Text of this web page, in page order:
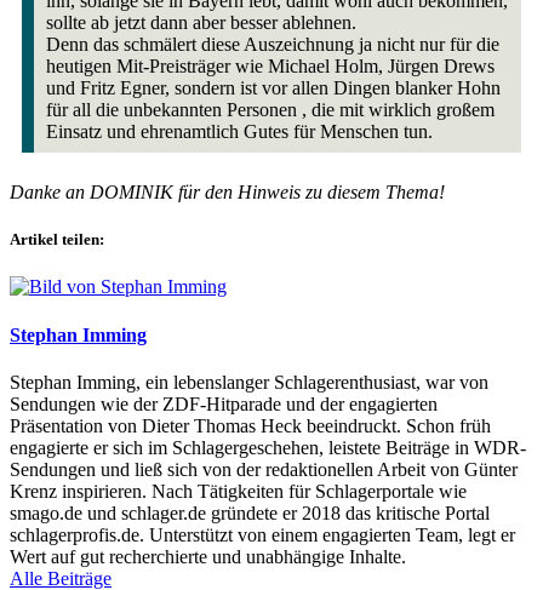
sollte ab jetzt dann aber besser ablehnen.
Denn das schmälert diese Auszeichnung ja nicht nur für die
heutigen Mit-Preisträger wie Michael Holm, Jürgen Drews
und Fritz Egner, sondern ist vor allen Dingen blanker Hohn
für all die unbekannten Personen , die mit wirklich großem
Einsatz und ehrenamtlich Gutes für Menschen tun.
Danke an DOMINIK für den Hinweis zu diesem Thema!
Artikel teilen:
Stephan Imming
Stephan Imming, ein lebenslanger Schlagerenthusiast, war von
Sendungen wie der ZDF-Hitparade und der engagierten
Präsentation von Dieter Thomas Heck beeindruckt. Schon früh
engagierte er sich im Schlagergeschehen, leistete Beiträge in WDR-
Sendungen und ließ sich von der redaktionellen Arbeit von Günter
Krenz inspirieren. Nach Tätigkeiten für Schlagerportale wie
smago.de und schlager.de gründete er 2018 das kritische Portal
schlagerprofis.de. Unterstützt von einem engagierten Team, legt er
Wert auf gut recherchierte und unabhängige Inhalte.
Alle Beiträge